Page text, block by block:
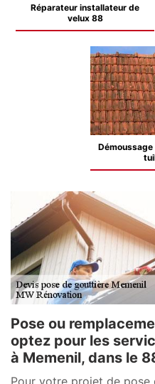
Réparateur installateur de
velux 88
Pose ou
optez pour les
à Memenil, dans le
Pour votre projet de pose